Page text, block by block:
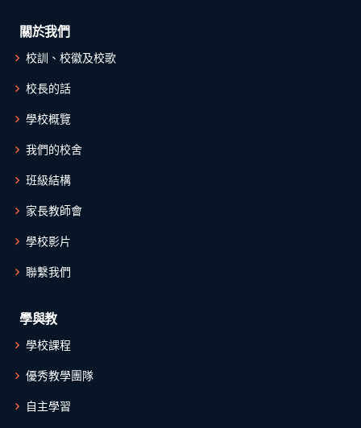
關於我們
校訓、校徽及校歌
校長的話
學校概覽
我們的校舍
班級結構
家長教師會
學校影片
聯繫我們
學與教
學校課程
優秀教學團隊
自主學習